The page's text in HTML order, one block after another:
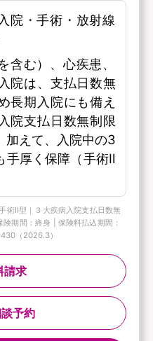
院・手術・放射線
含む）、心疾患、
院は、支払日数無
長期入院にも備え
院支払日数無制限
加えて、入院中の3
手厚く保障（手術Ⅱ
術Ⅱ型｜３大疾病入院支払日数無
期間：終身 | 保険料払込期間：
（2026.3）
予約
請求